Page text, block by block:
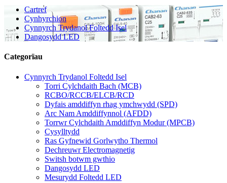
Cartref
Cynhyrchion
Cynnyrch Trydanol Foltedd Isel
Dangosydd LED
Categorïau
Cynnyrch Trydanol Foltedd Isel
Torri Cylchdaith Bach (MCB)
RCBO/RCCB/ELCB/RCD
Dyfais amddiffyn rhag ymchwydd (SPD)
Arc Nam Amddiffynnol (AFDD)
Torrwr Cylchdaith Amddiffyn Modur (MPCB)
Cysylltydd
Ras Gyfnewid Gorlwytho Thermol
Dechreuwr Electromagnetig
Switsh botwm gwthio
Dangosydd LED
Mesurydd Foltedd LED